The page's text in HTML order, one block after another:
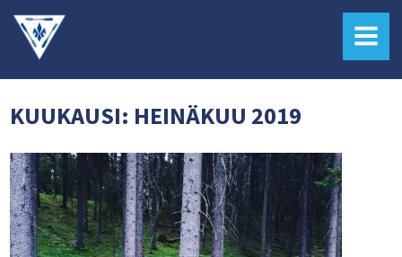
MENU
KUUKAUSI: HEINÄKUU 2019